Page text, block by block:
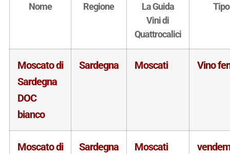
Nome Regione
La Guida
Vini di
Quattrocalici
Tipo
Moscato di
Sardegna
DOC
bianco
Sardegna Moscati Vino
Moscato di
Sardegna Moscati